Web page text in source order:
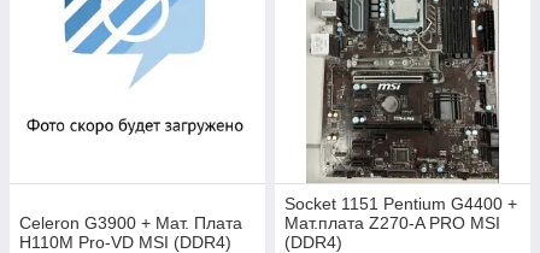
Celeron G3900 + Мат. Плата
H110M Pro-VD MSI (DDR4)
Socket 1151 Pentium G4400 +
Мат.плата Z270-A PRO MSI
(DDR4)